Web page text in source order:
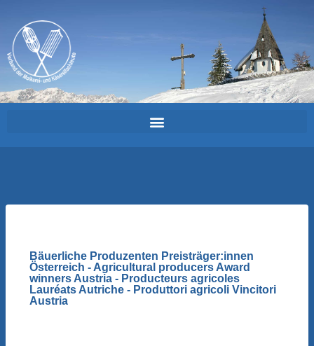
Bäuerliche Produzenten Preisträger:innen
Österreich - Agricultural producers Award
winners Austria - Producteurs agricoles
Lauréats Autriche - Produttori agricoli Vincitori
Austria